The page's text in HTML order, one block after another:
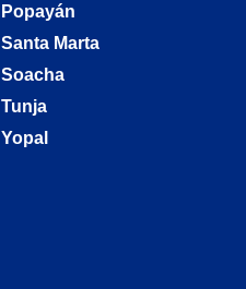
Popayán
Santa Marta
Soacha
Tunja
Yopal